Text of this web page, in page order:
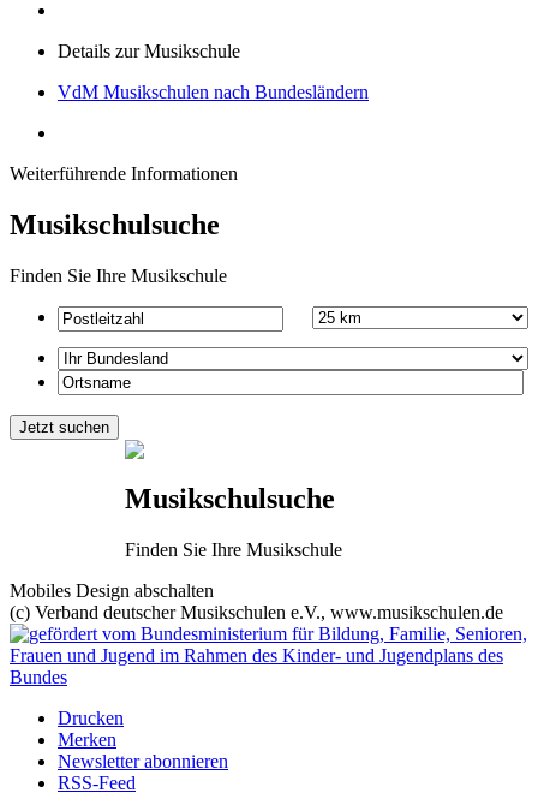
Details zur Musikschule
VdM Musikschulen nach Bundesländern
Weiterführende Informationen
Musikschulsuche
Finden Sie Ihre Musikschule
Musikschulsuche
Finden Sie Ihre Musikschule
Mobiles Design abschalten
(c) Verband deutscher Musikschulen e.V., www.musikschulen.de
Drucken
Merken
Newsletter abonnieren
RSS-Feed